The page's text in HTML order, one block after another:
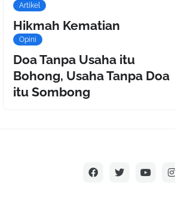
Artikel
Hikmah Kematian
Opini
Doa Tanpa Usaha itu
Bohong, Usaha Tanpa Doa
itu Sombong